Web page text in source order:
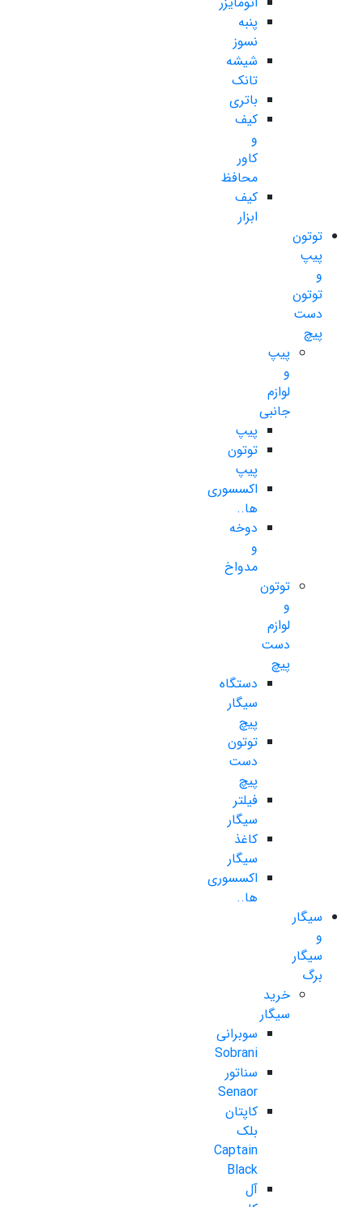
پنبه
نسوز
شیشه
تانک
باتری
کیف
و
کاور
محافظ
کیف
ابزار
توتون
پیپ
و
توتون
دست
پیچ
پیپ
و
لوازم
جانبی
پیپ
توتون
پیپ
اکسسوری
ها..
دوخه
و
مدواخ
توتون
و
لوازم
دست
پیچ
دستگاه
سیگار
پیچ
توتون
دست
پیچ
فیلتر
سیگار
کاغذ
سیگار
اکسسوری
ها..
سیگار
و
سیگار
برگ
خرید
سیگار
سوبرانی
Sobrani
سناتور
Senaor
کاپتان
بلک
Captain
Black
آل